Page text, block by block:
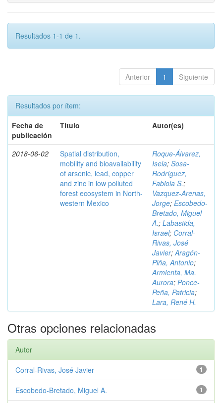
Resultados 1-1 de 1.
Anterior 1 Siguiente
Resultados por ítem:
Fecha de
publicación
Título Autor(es)
2018-06-02
Spatial distribution,
mobility and bioavailability
of arsenic, lead, copper
and zinc in low polluted
forest ecosystem in North-
western Mexico
Roque-Álvarez,
Isela; Sosa-
Rodríguez,
Fabiola S.;
Vazquez-Arenas,
Jorge; Escobedo-
Bretado, Miguel
A.; Labastida,
Israel; Corral-
Rivas, José
Javier;Aragón-
Piña, Antonio;
Armienta, Ma.
Aurora; Ponce-
Peña, Patricia;
Lara, René H.
Otras opciones relacionadas
Autor
1
Corral-Rivas, José Javier
1
Escobedo-Bretado, Miguel A.